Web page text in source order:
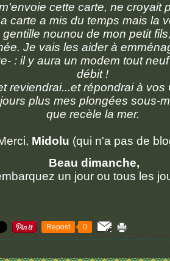
cette carte, ne croyait
carte a mis du temps mais la
nounou de mon petit
Je vais les aider à
: il y aura un modem tout
débit !
reviendrai...et répondrai à
plus mes plongées sous-
que recèle la mer.
Midolu (qui n'a pas de
Beau dimanche,
un jour ou tous les
Repost 0